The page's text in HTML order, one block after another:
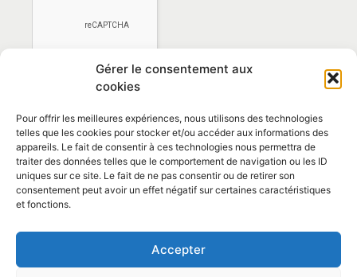
Gérer le consentement aux
cookies
Pour offrir les meilleures expériences, nous utilisons des technologies
telles que les cookies pour stocker et/ou accéder aux informations des
appareils. Le fait de consentir à ces technologies nous permettra de
traiter des données telles que le comportement de navigation ou les ID
uniques sur ce site. Le fait de ne pas consentir ou de retirer son
consentement peut avoir un effet négatif sur certaines caractéristiques
et fonctions.
Accepter
*En vous abonnant vous acceptez lapolitique de
confidentialité
Contact et horaires
Politique de confidentialité Mentions Légales